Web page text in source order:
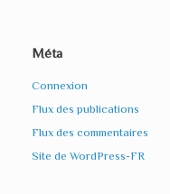
Méta
Connexion
Flux des publications
Flux des commentaires
Site de WordPress-FR